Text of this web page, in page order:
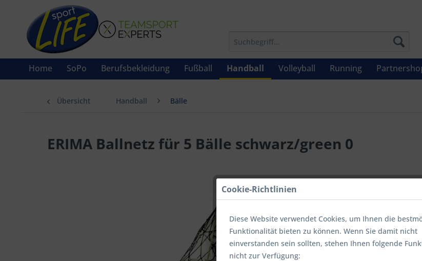
Home SoPo Berufsbekleidung Fußball Handball Volleyball Running
Übersicht Handball Bälle
ERIMA Ballnetz für 5 Bälle schwarz/green 0
Cookie-Richtlinien
Diese Website verwendet Cookies, um Ihnen die
Funktionalität bieten zu können. Wenn Sie damit nicht
einverstanden sein sollten, stehen Ihnen folgende
nicht zur Verfügung: